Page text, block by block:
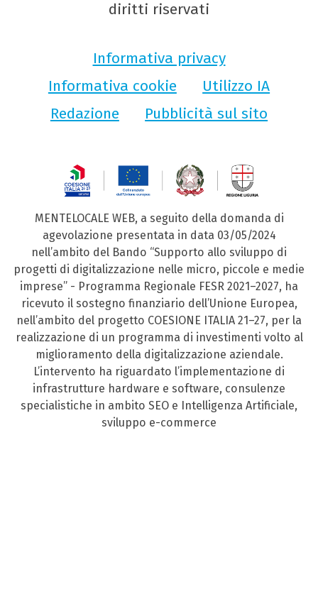
diritti riservati
Informativa privacy
Informativa cookie
Utilizzo IA
Redazione
Pubblicità sul sito
MENTELOCALE WEB, a seguito della domanda di
agevolazione presentata in data 03/05/2024
nell’ambito del Bando “Supporto allo sviluppo di
progetti di digitalizzazione nelle micro, piccole e medie
imprese” - Programma Regionale FESR 2021–2027, ha
ricevuto il sostegno finanziario dell’Unione Europea,
nell’ambito del progetto COESIONE ITALIA 21–27, per la
realizzazione di un programma di investimenti volto al
miglioramento della digitalizzazione aziendale.
L’intervento ha riguardato l’implementazione di
infrastrutture hardware e software, consulenze
specialistiche in ambito SEO e Intelligenza Artificiale,
sviluppo e-commerce